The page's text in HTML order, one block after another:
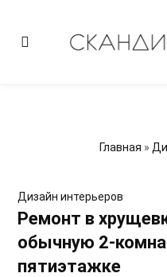
Главная »
Дизайн интерьеров
Ремонт в
обычную 2-
пятиэтажке